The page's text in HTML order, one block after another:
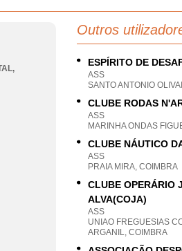
,
Outros
ESPÍRITO DE
ASS
SANTO ANTONIO
CLUBE RODAS
ASS
MARINHA ONDAS
CLUBE NÁUTICO
ASS
PRAIA MIRA, COIMBRA
CLUBE OPERÁRIO
ALVA(COJA)
ASS
UNIAO FREGUESIAS
ARGANIL, COIMBRA